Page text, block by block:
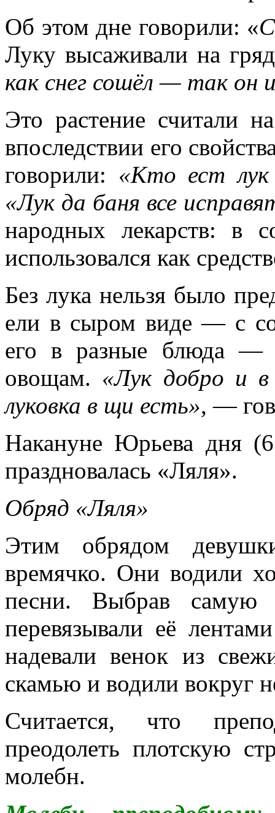
Об этом дне говорили: «
Луку высаживали на
как снег сошёл — так он
Это растение считали
впоследствии его
говорили: «Кто ест
«Лук да баня все
народных лекарств: в
использовался как
Без лука нельзя было
ели в сыром виде — с
его в разные блюда —
овощам. «Лук добро и
луковка в щи есть», —
Накануне Юрьева дня
праздновалась «Ляля».
Обряд «Ляля»
Этим обрядом
времячко. Они водили
песни. Выбрав самую
перевязывали её
надевали венок из
скамью и водили вокруг
Считается, что
преодолеть плотскую
молебн.